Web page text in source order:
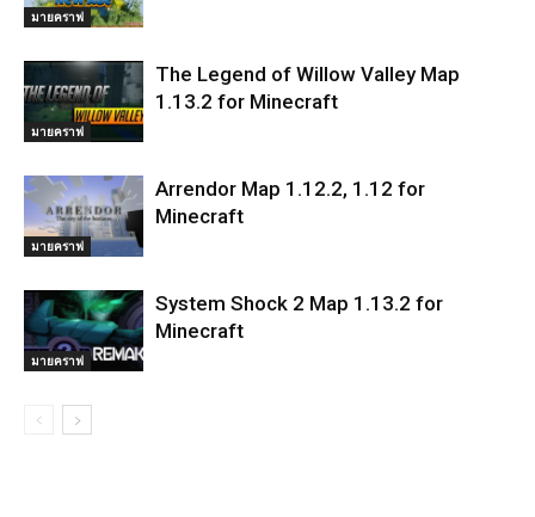
มายคราฟ
มายคราฟ
The Legend of Willow Valley Map
1.13.2 for Minecraft
มายคราฟ
Arrendor Map 1.12.2, 1.12 for
Minecraft
มายคราฟ
System Shock 2 Map 1.13.2 for
Minecraft